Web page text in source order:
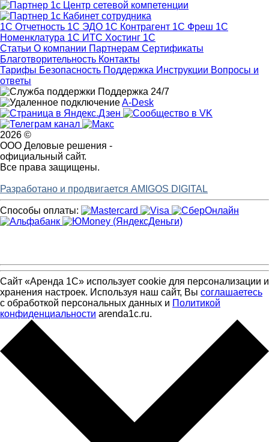
1С Отчетность 1С ЭДО 1С Контрагент 1С Фреш 1С
Номенклатура 1С ИТС Хостинг 1С
Статьи О компании Партнерам Сертификаты
Благотворительность Контакты
Тарифы Безопасность Поддержка Инструкции Вопросы и
ответы
Поддержка 24/7
A-Desk
2026 ©
ООО Деловые решения -
официальный сайт.
Все права защищены.
Разработано и продвигается AMIGOS DIGITAL
Способы оплаты:
Сайт «Аренда 1С» использует cookie для персонализации и
хранения настроек. Используя наш сайт, Вы соглашаетесь
с обработкой персональных данных и Политикой
конфиденциальности arenda1c.ru.